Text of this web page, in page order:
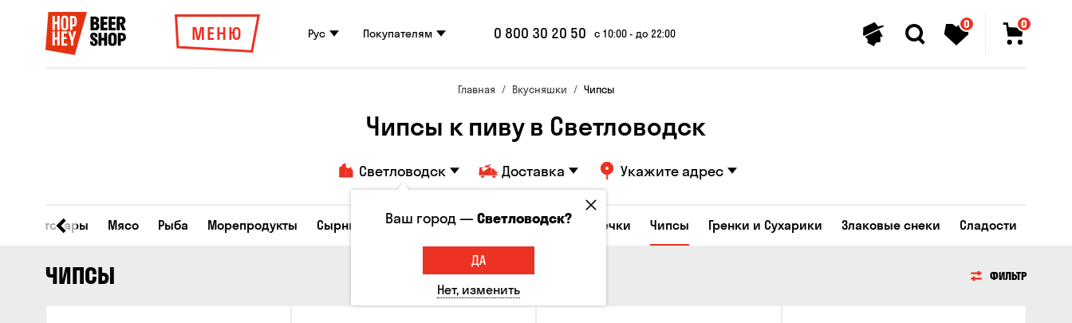
МЕНЮ Рус Покупателям 0 800 30 20 50 с 10:00 - до 22:00
0 0
Главная Вкусняшки Чипсы
Чипсы к пиву в Светловодск
Светловодск Доставка Укажите адрес
Все товары Мясо Рыба Морепродукты Сырные закуски Орешки Кукуруза Семечки Чипсы Гренки и Сухарики Злаковые снеки Сладости
ЧИПСЫ ФИЛЬТР
Ваш город —Светловодск?
ДА
Нет, изменить